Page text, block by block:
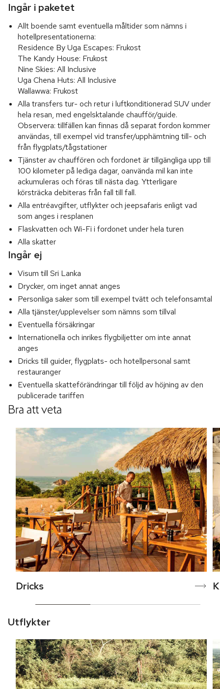
Ingår i paketet
Allt boende samt eventuella måltider som nämns i
hotellpresentationerna:
Residence By Uga Escapes: Frukost
The Kandy House: Frukost
Nine Skies: All Inclusive
Uga Chena Huts: All Inclusive
Wallawwa: Frukost
Alla transfers tur- och retur i luftkonditionerad SUV under
hela resan, med engelsktalande chaufför/guide.
Observera: tillfällen kan finnas då separat fordon kommer
användas, till exempel vid transfer/upphämtning till- och
från flygplats/tågstationer
Tjänster av chauffören och fordonet är tillgängliga upp till
100 kilometer på lediga dagar, oanvända mil kan inte
ackumuleras och föras till nästa dag. Ytterligare
körsträcka debiteras från fall till fall.
Alla entréavgifter, utflykter och jeepsafaris enligt vad
som anges i resplanen
Flaskvatten och Wi-Fi i fordonet under hela turen
Alla skatter
Ingår ej
Visum till Sri Lanka
Drycker, om inget annat anges
Personliga saker som till exempel tvätt och telefonsamtal
Alla tjänster/upplevelser som nämns som tillval
Eventuella försäkringar
Internationella och inrikes flygbiljetter om inte annat
anges
Dricks till guider, flygplats- och hotellpersonal samt
restauranger
Eventuella skatteförändringar till följd av höjning av den
publicerade tariffen
Bra att veta
Dricks
Utflykter